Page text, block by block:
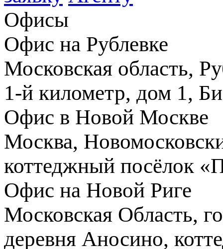
Офисы
Офис на Рублевке
Московская область,
1-й километр, дом 1,
Офис в Новой Москве
Москва,
коттеджный посёлок
Офис на Новой Риге
Московская Область,
деревня Аносино,